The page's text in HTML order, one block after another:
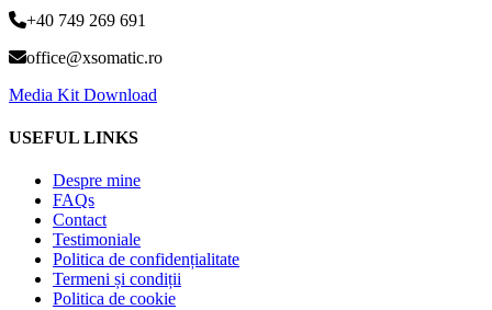
+40 749 269 691
office@xsomatic.ro
Media Kit Download
USEFUL LINKS
Despre mine
FAQs
Contact
Testimoniale
Politica de confidențialitate
Termeni și condiții
Politica de cookie